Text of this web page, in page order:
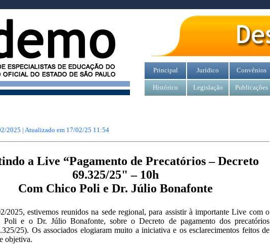
Principal Jurídico Convênios
Histórico Legislação Publicações
2025 | Atualizado em 17/02/25 11:54
a Live “Pagamento de Precatórios – Decreto
69.325/25" – 10h
Com Chico Poli e Dr. Júlio Bonafonte
2025, estivemos reunidos na sede regional, para assistir à importante Live com o
Poli e o Dr. Júlio Bonafonte, sobre o Decreto de pagamento dos precatórios
25). Os associados elogiaram muito a iniciativa e os esclarecimentos feitos de
objetiva.